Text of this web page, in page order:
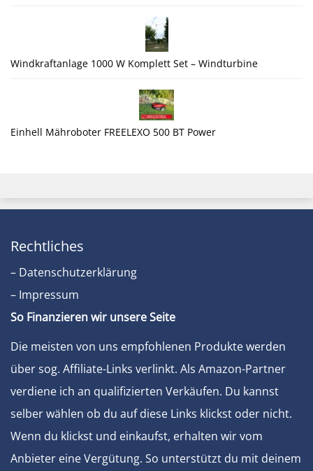
Windkraftanlage 1000 W Komplett Set – Windturbine
Einhell Mähroboter FREELEXO 500 BT Power
Rechtliches
– Datenschutzerklärung
– Impressum
So Finanzieren wir unsere Seite
Die meisten von uns empfohlenen Produkte werden
über sog. Affiliate-Links verlinkt. Als Amazon-Partner
verdiene ich an qualifizierten Verkäufen. Du kannst
selber wählen ob du auf diese Links klickst oder nicht.
Wenn du klickst und einkaufst, erhalten wir vom
Anbieter eine Vergütung. So unterstützt du mit deinem